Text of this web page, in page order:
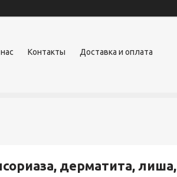
Контакты Доставка и оплата
дерматита, лиша,